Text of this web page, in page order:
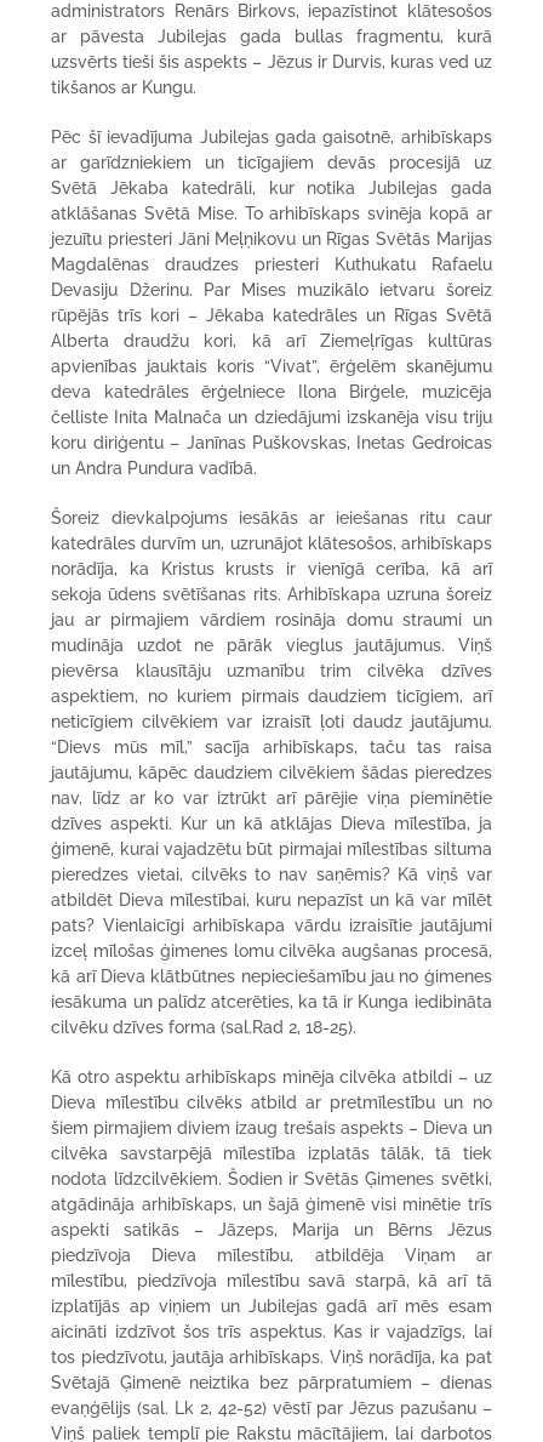
administrators Renārs Birkovs, iepazīstinot klātesošos
ar pāvesta Jubilejas gada bullas fragmentu, kurā
uzsvērts tieši šis aspekts – Jēzus ir Durvis, kuras ved uz
tikšanos ar Kungu.
Pēc šī ievadījuma Jubilejas gada gaisotnē, arhibīskaps
ar garīdzniekiem un ticīgajiem devās procesijā uz
Svētā Jēkaba katedrāli, kur notika Jubilejas gada
atklāšanas Svētā Mise. To arhibīskaps svinēja kopā ar
jezuītu priesteri Jāni Meļņikovu un Rīgas Svētās Marijas
Magdalēnas draudzes priesteri Kuthukatu Rafaelu
Devasiju Džerinu. Par Mises muzikālo ietvaru šoreiz
rūpējās trīs kori – Jēkaba katedrāles un Rīgas Svētā
Alberta draudžu kori, kā arī Ziemeļrīgas kultūras
apvienības jauktais koris “Vivat”, ērģelēm skanējumu
deva katedrāles ērģelniece Ilona Birģele, muzicēja
čelliste Inita Malnača un dziedājumi izskanēja visu triju
koru diriģentu – Janīnas Puškovskas, Inetas Gedroicas
un Andra Pundura vadībā.
Šoreiz dievkalpojums iesākās ar ieiešanas ritu caur
katedrāles durvīm un, uzrunājot klātesošos, arhibīskaps
norādīja, ka Kristus krusts ir vienīgā cerība, kā arī
sekoja ūdens svētīšanas rits. Arhibīskapa uzruna šoreiz
jau ar pirmajiem vārdiem rosināja domu straumi un
mudināja uzdot ne pārāk vieglus jautājumus. Viņš
pievērsa klausītāju uzmanību trim cilvēka dzīves
aspektiem, no kuriem pirmais daudziem ticīgiem, arī
neticīgiem cilvēkiem var izraisīt ļoti daudz jautājumu.
“Dievs mūs mīl,” sacīja arhibīskaps, taču tas raisa
jautājumu, kāpēc daudziem cilvēkiem šādas pieredzes
nav, līdz ar ko var iztrūkt arī pārējie viņa pieminētie
dzīves aspekti. Kur un kā atklājas Dieva mīlestība, ja
ģimenē, kurai vajadzētu būt pirmajai mīlestības siltuma
pieredzes vietai, cilvēks to nav saņēmis? Kā viņš var
atbildēt Dieva mīlestībai, kuru nepazīst un kā var mīlēt
pats? Vienlaicīgi arhibīskapa vārdu izraisītie jautājumi
izceļ mīlošas ģimenes lomu cilvēka augšanas procesā,
kā arī Dieva klātbūtnes nepieciešamību jau no ģimenes
iesākuma un palīdz atcerēties, ka tā ir Kunga iedibināta
cilvēku dzīves forma (sal.Rad 2, 18-25).
Kā otro aspektu arhibīskaps minēja cilvēka atbildi – uz
Dieva mīlestību cilvēks atbild ar pretmīlestību un no
šiem pirmajiem diviem izaug trešais aspekts – Dieva un
cilvēka savstarpējā mīlestība izplatās tālāk, tā tiek
nodota līdzcilvēkiem. Šodien ir Svētās Ģimenes svētki,
atgādināja arhibīskaps, un šajā ģimenē visi minētie trīs
aspekti satikās – Jāzeps, Marija un Bērns Jēzus
piedzīvoja Dieva mīlestību, atbildēja Viņam ar
mīlestību, piedzīvoja mīlestību savā starpā, kā arī tā
izplatījās ap viņiem un Jubilejas gadā arī mēs esam
aicināti izdzīvot šos trīs aspektus. Kas ir vajadzīgs, lai
tos piedzīvotu, jautāja arhibīskaps. Viņš norādīja, ka pat
Svētajā Ģimenē neiztika bez pārpratumiem – dienas
evaņģēlijs (sal. Lk 2, 42-52) vēstī par Jēzus pazušanu –
Viņš paliek templī pie Rakstu mācītājiem, lai darbotos